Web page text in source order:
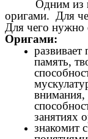
Одним из
оригами. Для
Для чего нужно
Оригами:
развивает
память,
внимания,
занятиях
знакомит